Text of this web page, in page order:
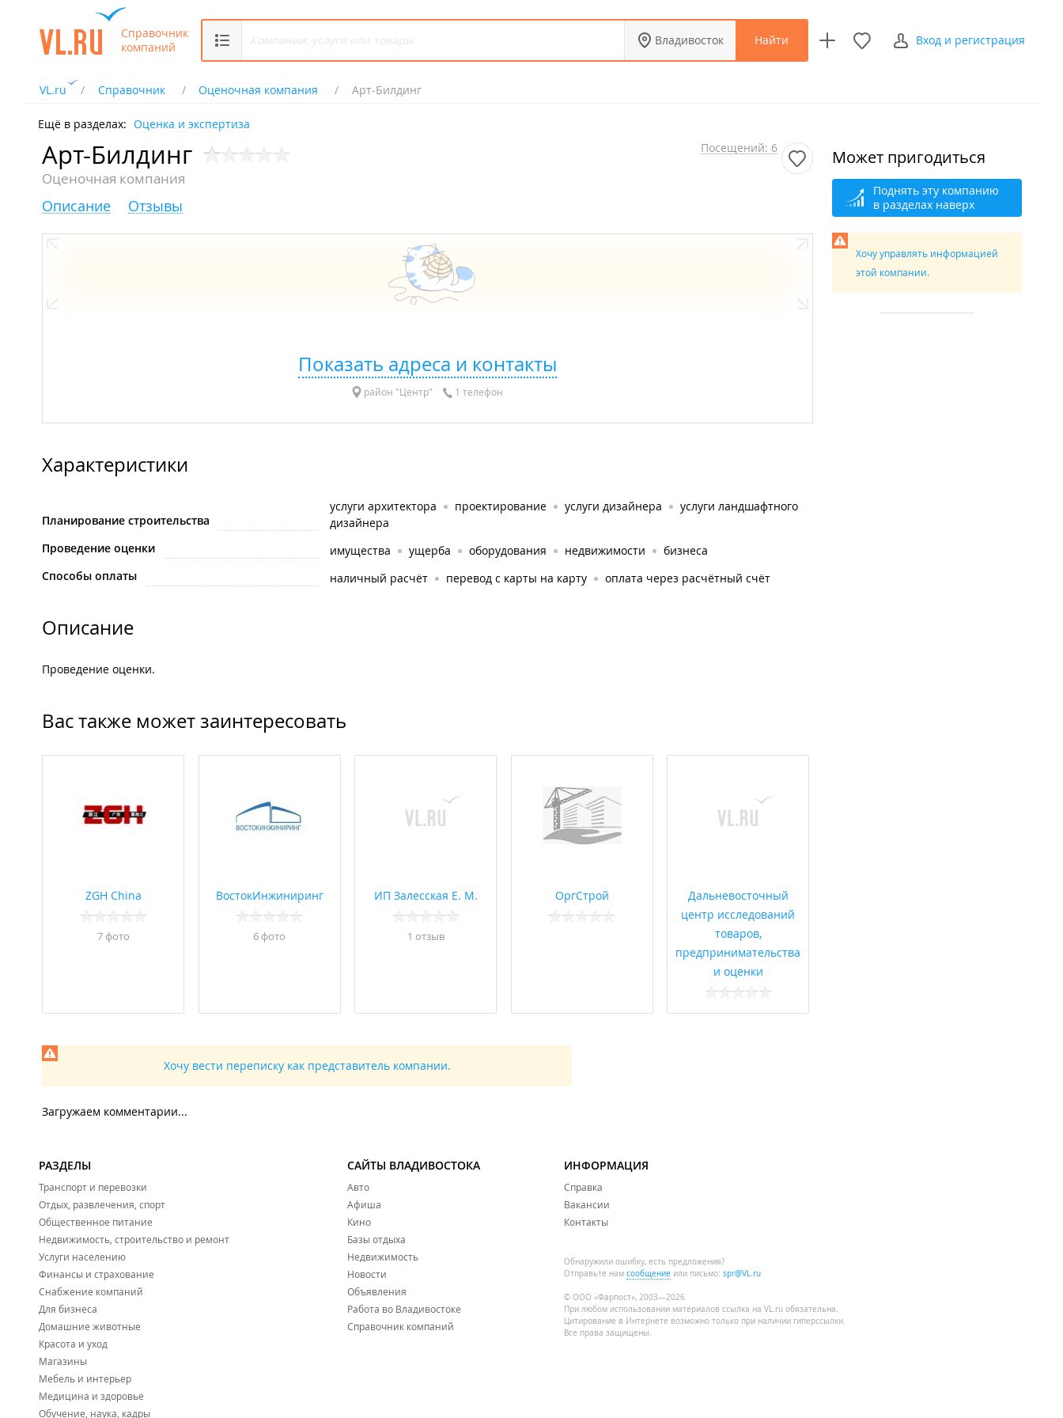
Справочник
компаний
Владивосток Найти Вход и регистрация
VL.ru Справочник Оценочная компания Арт-Билдинг
Ещё в разделах: Оценка и экспертиза
Арт-Билдинг
Оценочная компания
Посещений: 6
Описание Отзывы
Показать адреса и контакты
район "Центр" 1 телефон
Характеристики
Планирование строительства
услуги архитектора проектирование услуги дизайнера
услуги ландшафтного
дизайнера
Проведение оценки
имущества ущерба оборудования недвижимости
бизнеса
Способы оплаты
наличный расчёт перевод с карты на карту оплата через расчётный счёт
Описание
Проведение оценки.
Вас также может заинтересовать
ZGH Chinа
7 фото
ВостокИнжиниринг
6 фото
ИП Залесская Е. М.
1 отзыв
ОргСтрой
Дальневосточный
центр исследований
товаров,
предпринимательства
и оценки
Хочу вести переписку как представитель компании.
Загружаем комментарии...
Может пригодиться
Поднять эту компанию
в разделах наверх
Хочу управлять информацией
этой компании.
РАЗДЕЛЫ
Транспорт и перевозки
Отдых, развлечения, спорт
Общественное питание
Недвижимость, строительство и ремонт
Услуги населению
Финансы и страхование
Снабжение компаний
Для бизнеса
Домашние животные
Красота и уход
Магазины
Мебель и интерьер
Медицина и здоровье
Обучение, наука, кадры
САЙТЫ ВЛАДИВОСТОКА
Авто
Афиша
Кино
Базы отдыха
Недвижимость
Новости
Объявления
Работа во Владивостоке
Справочник компаний
ИНФОРМАЦИЯ
Справка
Вакансии
Контакты
Обнаружили ошибку, есть предложения?
Отправьте нам сообщение или письмо: spr@VL.ru
© ООО «Фарпост», 2003—2026
При любом использовании материалов ссылка на VL.ru обязательна.
Цитирование в Интернете возможно только при наличии гиперссылки.
Все права защищены.